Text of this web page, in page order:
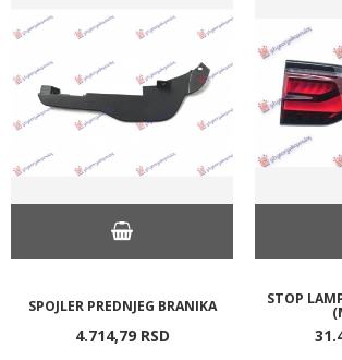
SPOJLER PREDNJEG BRANIKA
4.714,79 RSD
STOP